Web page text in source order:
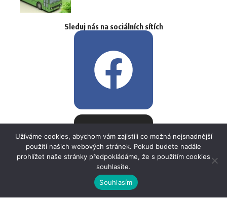
Sleduj nás na sociálních sítích
Užíváme cookies, abychom vám zajistili co možná nejsnadnější
použití našich webových stránek. Pokud budete nadále
prohlížet naše stránky předpokládáme, že s použitím cookies
souhlasíte.
Souhlasím